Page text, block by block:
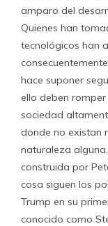
amparo del
Quienes han
tecnológicos han
hace suponer
ello deben
sociedad
donde no existan
naturaleza
construida por
cosa siguen los
Trump en su
conocido como